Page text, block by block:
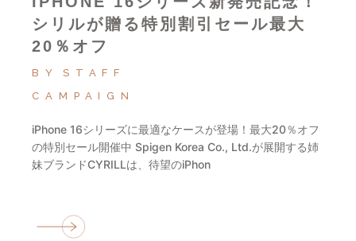
シリルが贈る特別割引セール最大
20％オフ
BY
STAFF
CAMPAIGN
iPhone 16シリーズに最適なケースが登場！最大20％オフ
の特別セール開催中 Spigen Korea Co., Ltd.が展開する姉
妹ブランドCYRILLは、待望のiPhon